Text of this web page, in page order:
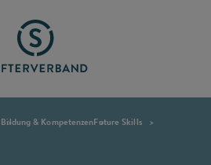
Bildung & KompetenzenFuture Skills